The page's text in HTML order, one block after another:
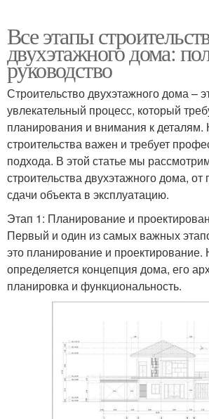
Все этапы
двухэтажного дома:
руководство
Строительство двухэтажного дома –
увлекательный процесс, который
планирования и внимания к деталям.
строительства важен и требует
подхода. В этой статье мы
строительства двухэтажного дома,
сдачи объекта в эксплуатацию.
Этап 1: Планирование и
Первый и один из самых важных
это планирование и проектирование.
определяется концепция дома, его
планировка и функциональность.